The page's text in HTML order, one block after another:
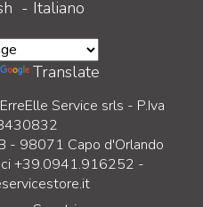
- Italiano
Translate
Service srls - P.Iva
- 98071 Capo d'Orlando
+39.0941.916252 -